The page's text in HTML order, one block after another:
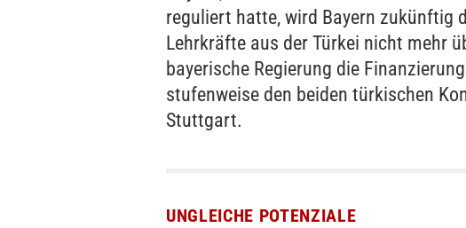
reguliert hatte, wird Bayern zukünftig
Lehrkräfte aus der Türkei nicht mehr
bayerische Regierung die
stufenweise den beiden türkischen
Stuttgart.
UNGLEICHE POTENZIALE